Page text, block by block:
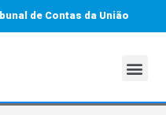
de Contas da União